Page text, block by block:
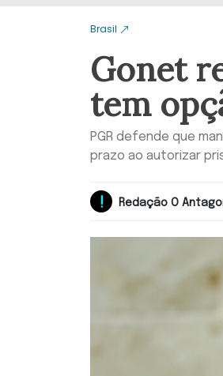
Brasil
Gonet
tem
PGR defende que
prazo ao autorizar
Redação O